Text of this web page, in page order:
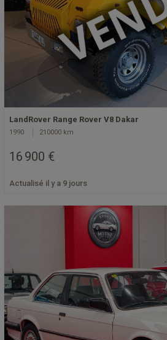
LandRover Range Rover V8 Dakar
1990 210000 km
16 900 €
Actualisé il y a 9 jours